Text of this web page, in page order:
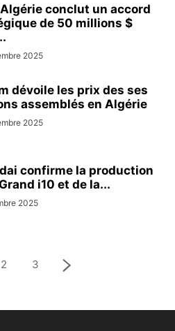
Algérie conclut un accord
de 50 millions $
2025
dévoile les prix des ses
assemblés en Algérie
2025
confirme la production
i10 et de la...
2025
2 3